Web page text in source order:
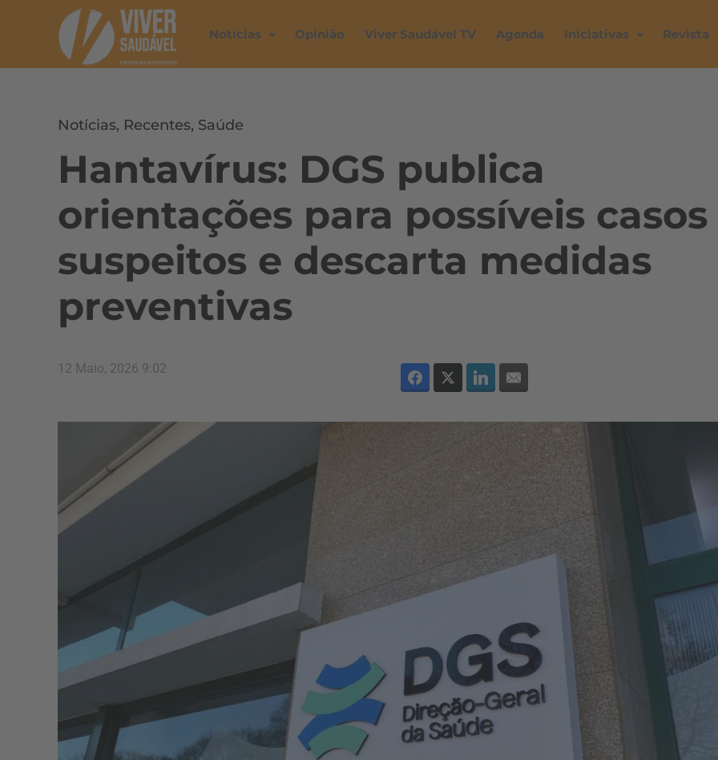
Notícias Opinião Viver Saudável TV Agenda Iniciativas Revista
Notícias, Recentes, Saúde
Hantavírus: DGS publica
orientações para possíveis casos
suspeitos e descarta medidas
preventivas
12 Maio, 2026 9:02